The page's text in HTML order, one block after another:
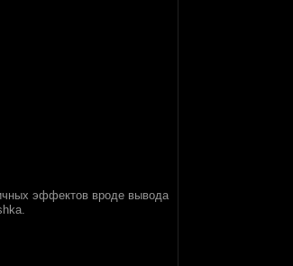
эффектов вроде вывода